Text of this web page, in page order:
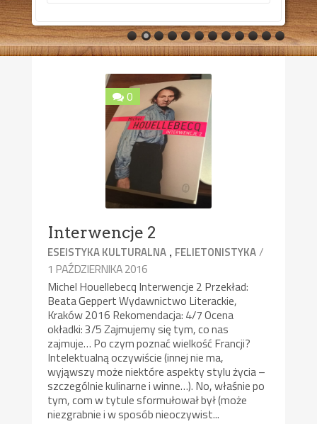
0
Interwencje 2
ESEISTYKA KULTURALNA , FELIETONISTYKA/
1 PAŹDZIERNIKA 2016
Michel Houellebecq Interwencje 2 Przekład:
Beata Geppert Wydawnictwo Literackie,
Kraków 2016 Rekomendacja: 4/7 Ocena
okładki: 3/5 Zajmujemy się tym, co nas
zajmuje… Po czym poznać wielkość Francji?
Intelektualną oczywiście (innej nie ma,
wyjąwszy może niektóre aspekty stylu życia –
szczególnie kulinarne i winne…). No, właśnie po
tym, com w tytule sformułował był (może
niezgrabnie i w sposób nieoczywist...